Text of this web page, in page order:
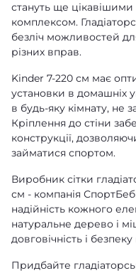
стануть ще
комплексом.
безліч можливостей
різних вправ.
Kinder 7-220 см має
установки в домашніх
в будь-яку кімнату, не
Кріплення до стіни
конструкції,
займатися спортом.
Виробник сітки
см - компанія
надійність кожного
натуральне дерево і
довговічність і
Придбайте